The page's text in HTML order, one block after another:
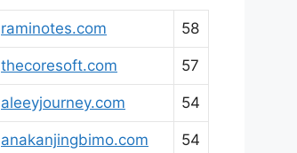
raminotes.com 58
thecoresoft.com 57
aleeyjourney.com 54
anakanjingbimo.com 54